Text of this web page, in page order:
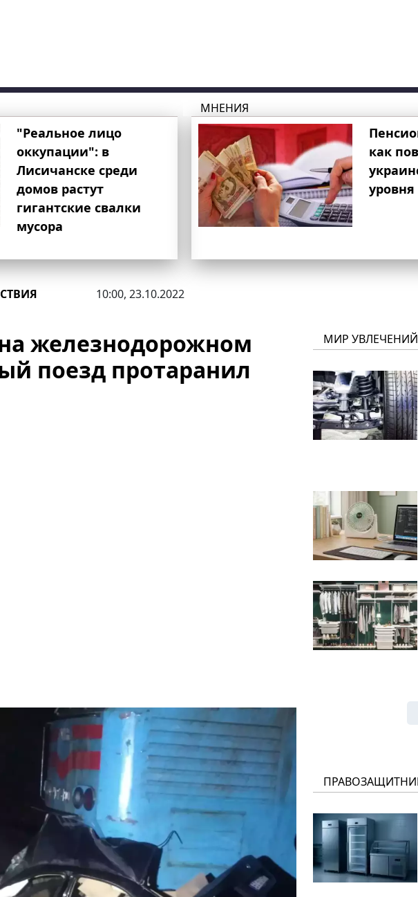
"Реальное лицо
оккупации": в
Лисичанске среди
домов растут
гигантские свалки
мусора
МНЕНИЯ
как
10:00, 23.10.2022
железнодорожном
поезд протаранил
МИР УВЛЕЧЕНИЙ